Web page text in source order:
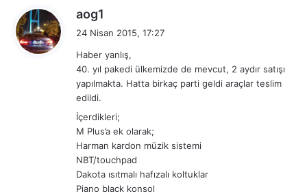
aog1
i
k
i
24 Nisan 2015, 17:27
Haber yanlış,
40. yıl pakedi ülkemizde de mevcut, 2 aydır satışı
yapılmakta. Hatta birkaç parti geldi araçlar teslim
edildi.
İçerdikleri;
M Plus’a ek olarak;
Harman kardon müzik sistemi
NBT/touchpad
Dakota ısıtmalı hafızalı koltuklar
Piano black konsol